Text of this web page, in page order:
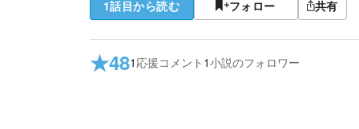
1話目から読む フォロー 共有
★481 応援コメント 1小説のフォロワー